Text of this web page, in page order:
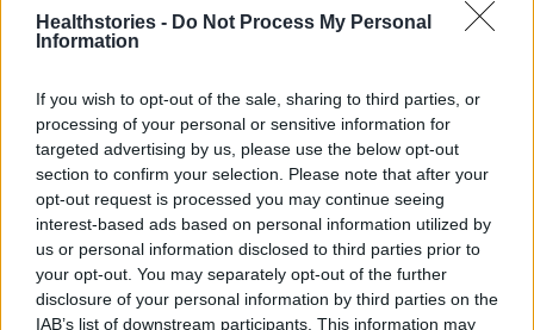
Healthstories - Do Not Process My Personal
Information
If you wish to opt-out of the sale, sharing to third parties, or
processing of your personal or sensitive information for
targeted advertising by us, please use the below opt-out
section to confirm your selection. Please note that after your
opt-out request is processed you may continue seeing
interest-based ads based on personal information utilized by
us or personal information disclosed to third parties prior to
your opt-out. You may separately opt-out of the further
disclosure of your personal information by third parties on the
IAB’s list of downstream participants. This information may
Υπηρεσιών και Διαχείρισης Δεδομένων του
asep.gr/helpdesk
> Δημιουργία Ερωτήματος >
Τεχνικές ερωτήσεις.
Διαβάστε επίσης
Πώς μιλάνε οι γιατροί των νοσοκομείων για
τον ξαφνικό και βίαιο θάνατο στους
συγγενείς;